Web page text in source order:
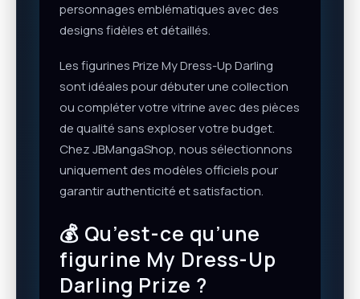
personnages emblématiques avec des
designs fidèles et détaillés.
Les figurines Prize My Dress-Up Darling
sont idéales pour débuter une collection
ou compléter votre vitrine avec des pièces
de qualité sans exploser votre budget.
Chez JBMangaShop, nous sélectionnons
uniquement des modèles officiels pour
garantir authenticité et satisfaction.
💰 Qu’est-ce qu’une
figurine My Dress-Up
Darling Prize ?